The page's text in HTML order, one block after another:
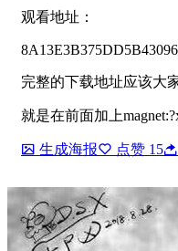
观看地址：
完整的下载地址应该大
就是在前面加上
生成海报 点赞 15